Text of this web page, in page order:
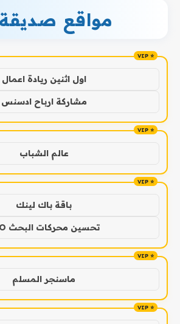
مواقع صديقة
اول اثنين ريادة اعمال
مشاركة ارباح ادسنس
عالم الشباب
باقة باك لينك
تحسين محركات البحث SEO
ماسنجر المسلم